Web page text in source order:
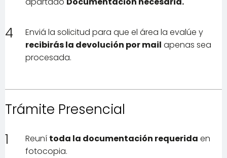
4
Enviá la solicitud para que el área la evalúe y
recibirás la devolución por mail apenas sea
procesada.
Trámite Presencial
1
Reuní toda la documentación requerida en
fotocopia.